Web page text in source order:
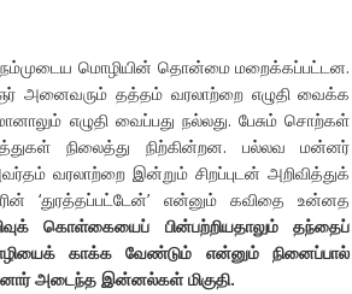
நம்முடைய மொழியின் தொன்மை மறைக்கப்பட்டன.
அனைவரும் தத்தம் வரலாற்றை எழுதி வைக்க
எழுதி வைப்பது நல்லது. பேசும் சொற்கள்
நிலைத்து நிற்கின்றன. பல்லவ மன்னர்
வரலாற்றை இன்றும் சிறப்புடன் அறிவித்துக்
‘துரத்தப்பட்டேன்’ என்னும் கவிதை உன்னத
கொள்கையைப் பின்பற்றியதாலும் தந்தைப்
காக்க வேண்டும் என்னும் நினைப்பால்
அடைந்த இன்னல்கள் மிகுதி.